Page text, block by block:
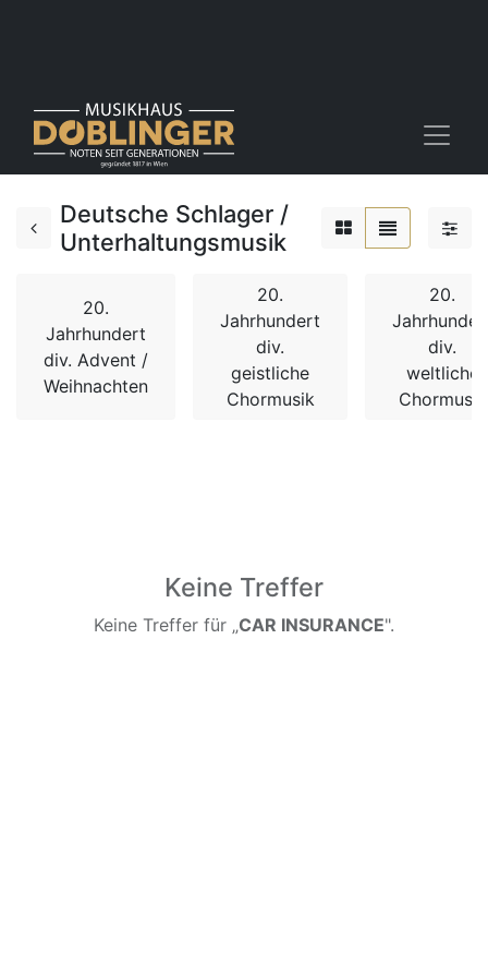
Deutsche Schlager /
Unterhaltungsmusik
20.
Jahrhundert
div. Advent /
Weihnachten
20.
Jahrhundert
div.
geistliche
Chormusik
20.
div.
weltliche
Chormusik
Keine Treffer
Keine Treffer für „CAR INSURANCE".